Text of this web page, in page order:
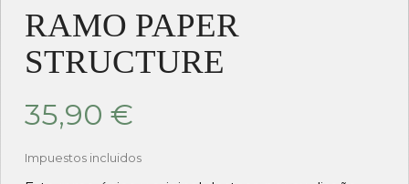
RAMO PAPER
STRUCTURE
35,90 €
Impuestos incluidos